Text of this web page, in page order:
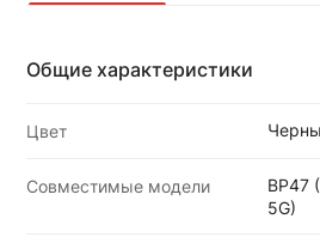
Общие характеристики
Цвет
Совместимые модели
BP47
5G)